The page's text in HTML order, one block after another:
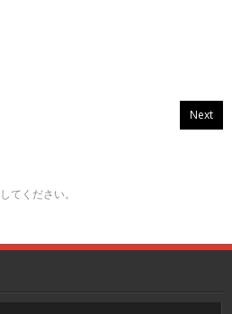
Next
してください。